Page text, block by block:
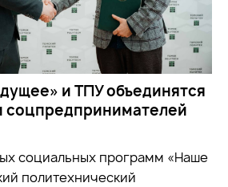
и ТПУ объединятся
соцпредпринимателей
социальных программ «Наше
политехнический